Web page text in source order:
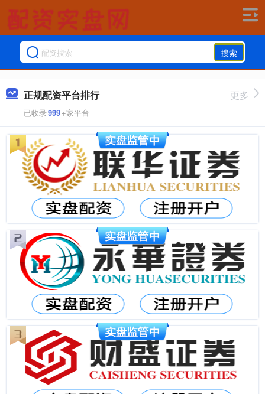
搜索
正规配资平台排行
已收录999+家平台
更多